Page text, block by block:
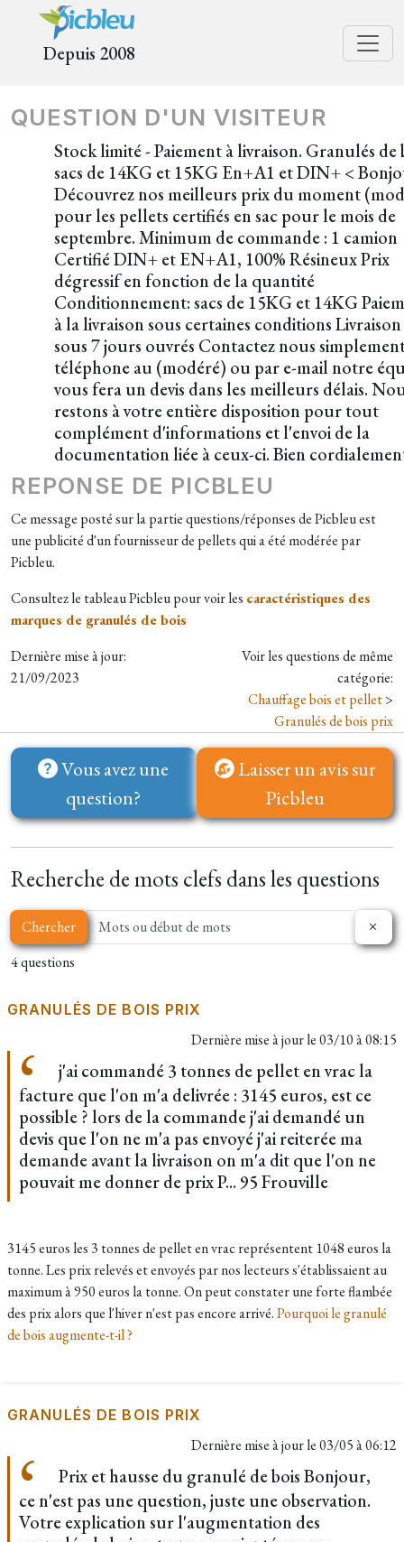
Depuis 2008
QUESTION D'UN VISITEUR
Stock limité - Paiement à livraison. Granulés de
sacs de 14KG et 15KG En+A1 et DIN+ <
Découvrez nos meilleurs prix du moment
pour les pellets certifiés en sac pour le mois de
septembre. Minimum de commande : 1 camion
Certifié DIN+ et EN+A1, 100% Résineux Prix
dégressif en fonction de la quantité
Conditionnement: sacs de 15KG et 14KG
à la livraison sous certaines conditions Livraison
sous 7 jours ouvrés Contactez nous
téléphone au (modéré) ou par e-mail notre
vous fera un devis dans les meilleurs délais.
restons à votre entière disposition pour tout
complément d'informations et l'envoi de la
documentation liée à ceux-ci. Bien
REPONSE DE PICBLEU
Ce message posté sur la partie questions/réponses de Picbleu est
une publicité d'un fournisseur de pellets qui a été modérée par
Picbleu.
Consultez le tableau Picbleu pour voir les caractéristiques des
marques de granulés de bois
Dernière mise à jour:
21/09/2023
Voir les questions de même
catégorie:
Chauffage bois et pellet>
Granulés de bois prix
Vous avez une
question?
Laisser un avis sur
Picbleu
Recherche de mots clefs dans les questions
Chercher
4 questions
GRANULÉS DE BOIS PRIX
Dernière mise à jour le03/10 à 08:15
j'ai commandé 3 tonnes de pellet en vrac la
facture que l'on m'a delivrée : 3145 euros, est ce
possible ? lors de la commande j'ai demandé un
devis que l'on ne m'a pas envoyé j'ai reiterée ma
demande avant la livraison on m'a dit que l'on ne
pouvait me donner de prix P... 95 Frouville
3145 euros les 3 tonnes de pellet en vrac représentent 1048 euros la
tonne. Les prix relevés et envoyés par nos lecteurs s'établissaient au
maximum à 950 euros la tonne. On peut constater une forte flambée
des prix alors que l'hiver n'est pas encore arrivé.Pourquoi le granulé
de bois augmente-t-il ?
GRANULÉS DE BOIS PRIX
Dernière mise à jour le03/05 à 06:12
Prix et hausse du granulé de bois Bonjour,
ce n'est pas une question, juste une observation.
Votre explication sur l'augmentation des